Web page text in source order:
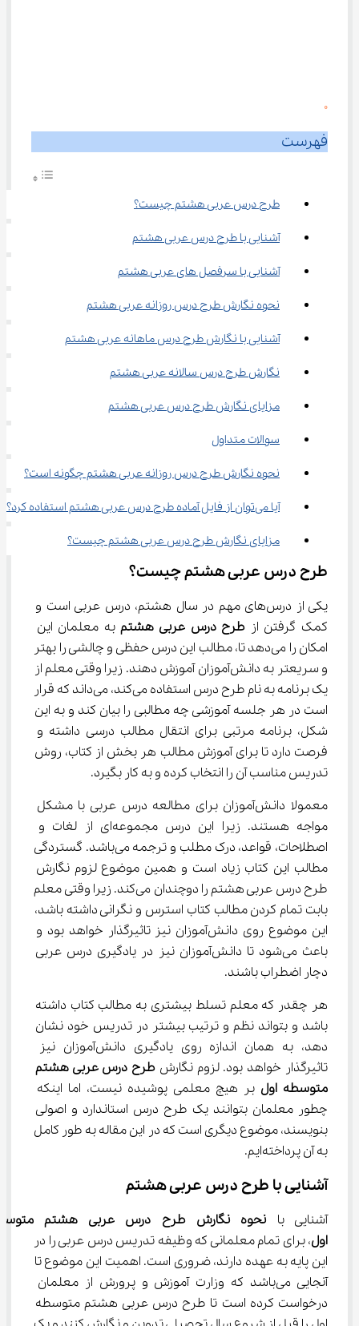
0
فهرست
طرح درس عربی هشتم چیست؟
آشنایی با طرح درس عربی هشتم
آشنایی با سرفصل های عربی هشتم
نحوه نگارش طرح درس روزانه عربی هشتم
آشنایی با نگارش طرح درس ماهانه عربی هشتم
نگارش طرح درس سالانه عربی هشتم
مزایای نگارش طرح درس عربی هشتم
سوالات متداول
نحوه نگارش طرح درس روزانه عربی هشتم چگونه است؟
آیا می‌توان از فایل آماده طرح درس عربی هشتم استفاده کرد؟
مزایای نگارش طرح درس عربی هشتم چیست؟
طرح درس عربی هشتم چیست؟
یکی از درس‌های مهم در سال هشتم، درس عربی است و
کمک گرفتن از طرح درس عربی هشتم به معلمان این
امکان را می‌دهد تا، مطالب این درس حفظی و چالشی را بهتر
و سریعتر به دانش‌آموزان آموزش دهند. زیرا وقتی معلم از
یک برنامه به نام طرح درس استفاده می‌کند، می‌داند که قرار
است در هر جلسه آموزشی چه مطالبی را بیان کند و به این
شکل، برنامه مرتبی برای انتقال مطالب درسی داشته و
فرصت دارد تا برای آموزش مطالب هر بخش از کتاب، روش
تدریس مناسب آن را انتخاب کرده و به کار بگیرد.
معمولا دانش‌آموزان برای مطالعه درس عربی با مشکل
مواجه هستند. زیرا این درس مجموعه‌ای از لغات و
اصطلاحات، قواعد، درک مطلب و ترجمه می‌باشد. گستردگی
مطالب این کتاب زیاد است و همین موضوع لزوم نگارش
طرح درس عربی هشتم را دوچندان می‌کند. زیرا وقتی معلم
بابت تمام کردن مطالب کتاب استرس و نگرانی داشته باشد،
این موضوع روی دانش‌آموزان نیز تاثیرگذار خواهد بود و
باعث می‌شود تا دانش‌آموزان نیز در یادگیری درس عربی
دچار اضطراب باشند.
هر چقدر که معلم تسلط بیشتری به مطالب کتاب داشته
باشد و بتواند نظم و ترتیب بیشتر در تدریس خود نشان
دهد، به همان اندازه روی یادگیری دانش‌آموزان نیز
تاثیرگذار خواهد بود. لزوم نگارش طرح درس عربی هشتم
متوسطه اول بر هیچ معلمی پوشیده نیست، اما اینکه
چطور معلمان بتوانند یک طرح درس استاندارد و اصولی
بنویسند، موضوع دیگری است که در این مقاله به طور کامل
به آن پرداخته‌ایم.
آشنایی با طرح درس عربی هشتم
آشنایی با نحوه نگارش طرح درس عربی هشتم
اول، برای تمام معلمانی که وظیفه تدریس درس عربی را در
این پایه به عهده دارند، ضروری است. اهمیت این موضوع تا
آنجایی می‌باشد که وزارت آموزش و پرورش از معلمان
درخواست کرده است تا طرح درس عربی هشتم متوسطه